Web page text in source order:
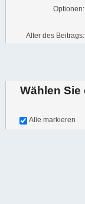
Optionen:
Alter des Beitrags:
Wählen
Alle markieren